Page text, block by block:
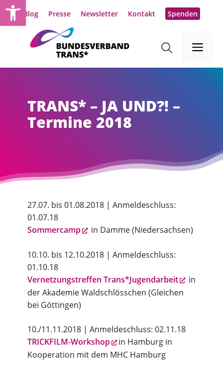
Zum
Inhalt
Blog Presse Newsletter Kontakt Spenden
TRANS* – JA UND?! –
Termine 2018
27.07. bis 01.08.2018 | Anmeldeschluss:
01.07.18
Sommercamp
in Damme (Niedersachsen)
10.10. bis 12.10.2018 | Anmeldeschluss:
01.10.18
Vernetzungstreffen Trans*Jugendarbeit
in
der Akademie Waldschlösschen (Gleichen
bei Göttingen)
10./11.11.2018 | Anmeldeschluss: 02.11.18
TRICKFILM-Workshop
in Hamburg in
Kooperation mit dem MHC Hamburg